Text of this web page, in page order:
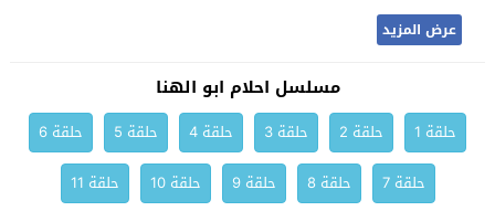
عرض المزيد
مسلسل احلام ابو الهنا
حلقة 1 حلقة 2 حلقة 3 حلقة 4 حلقة 5
حلقة 6
حلقة 7
حلقة 8 حلقة 9 حلقة 10
حلقة 11